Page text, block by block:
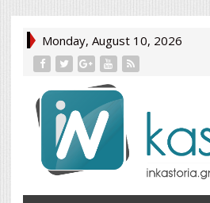
Monday, August 10, 2026